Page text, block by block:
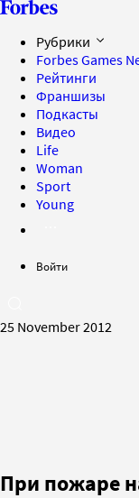
Рубрики
Forbes Games
Рейтинги
Франшизы
Подкасты
Видео
Life
Woman
Sport
Young
Войти
25 November 2012
При пожаре